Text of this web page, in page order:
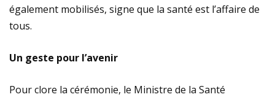
également mobilisés, signe que la santé est l’affaire de
tous.
Un geste pour l’avenir
Pour clore la cérémonie, le Ministre de la Santé